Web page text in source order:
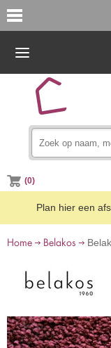
(0)
Plan hier een
Home Belakos